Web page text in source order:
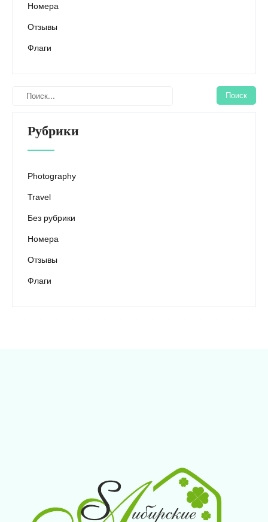
Номера
Отзывы
Флаги
Рубрики
Photography
Travel
Без рубрики
Номера
Отзывы
Флаги